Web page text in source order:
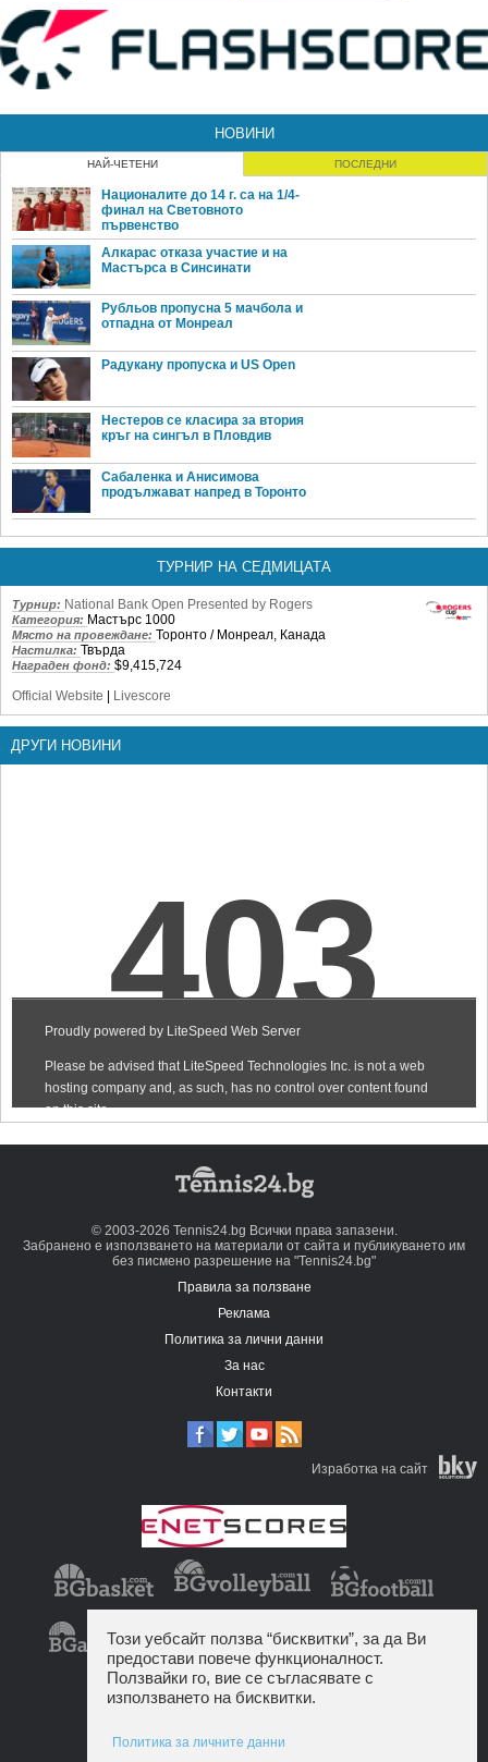
НОВИНИ
НАЙ-ЧЕТЕНИ ПОСЛЕДНИ
Националите до 14 г. са на 1/4-
финал на Световното
първенство
Алкарас отказа участие и на
Мастърса в Синсинати
Рубльов пропусна 5 мачбола и
отпадна от Монреал
Радукану пропуска и US Open
Нестеров се класира за втория
кръг на сингъл в Пловдив
Сабаленка и Анисимова
продължават напред в Торонто
ТУРНИР НА СЕДМИЦАТА
Турнир: National Bank Open Presented by Rogers
Категория: Мастърс 1000
Място на провеждане: Торонто / Монреал, Канада
Настилка: Твърда
Награден фонд: $9,415,724
Official Website
Livescore
ДРУГИ НОВИНИ
© 2003-2026 Tennis24.bg Всички права запазени.
Забранено е използването на материали от сайта и публикуването им
без писмено разрешение на "Tennis24.bg"
Правила за ползване
Реклама
Политика за лични данни
За нас
Контакти
Изработка на сайт
Този уебсайт ползва “бисквитки”, за да Ви
предостави повече функционалност.
Ползвайки го, вие се съгласявате с
използването на бисквитки.
Политика за личните данни